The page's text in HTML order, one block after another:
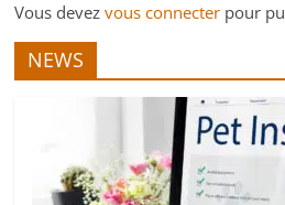
Vous devezvous connecter pour
NEWS